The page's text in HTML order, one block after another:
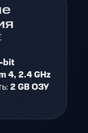
bit
4, 2.4 GHz
2 GB ОЗУ